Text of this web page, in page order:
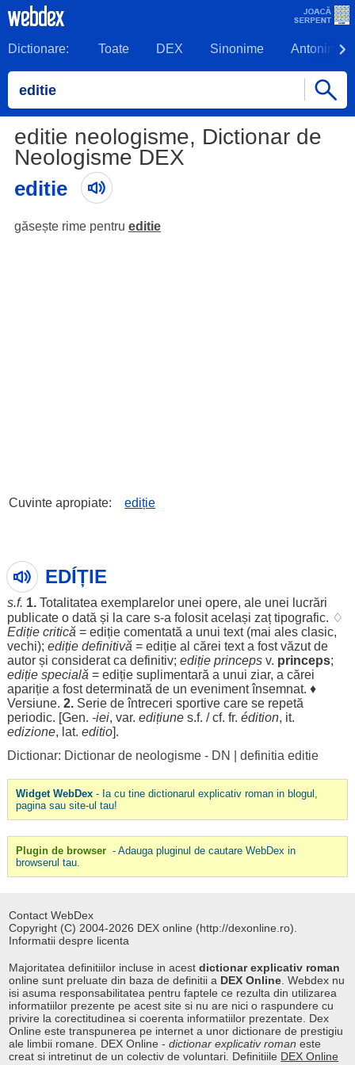
Dictionare: Toate DEX Sinonime Antonime
editie neologisme, Dictionar de
Neologisme DEX
editie
găsește rime pentru editie
Cuvinte apropiate: ediție
EDÍȚIE
s.f. 1. Totalitatea exemplarelorunei opere, aleunei lucrări
publicate o dată și la care s-a folosit același zaț tipografic. ♢
Ediție critică = ediție comentată a unui text(mai ales clasic,
vechi); ediție definitivă = ediție al cărei texta fost văzut de
autorși consideratca definitiv; ediție princepsv. princeps;
ediție specială = ediție suplimentară a unui ziar, a cărei
aparițiea fostdeterminată de un evenimentînsemnat. ♦
Versiune. 2. Seriede întreceri sportivecare se repetă
periodic. [Gen. -iei, var. edițiunes.f. / cf. fr. édition, it.
edizione, lat. editio].
Dictionar: Dictionar de neologisme - DN
definitia editie
Widget WebDex- Ia cu tine dictionarul explicativ roman in blogul,
pagina sau site-ul tau!
Plugin de browser - Adauga pluginul de cautare WebDex in
browserul tau.
Contact WebDex
Copyright (C) 2004-2026 DEX online (http://dexonline.ro).
Informatii despre licenta
Majoritatea definitiilor incluse in acestdictionar explicativ roman
online sunt preluate din baza de definitii a DEX Online . Webdex nu
isi asuma responsabilitatea pentru faptele ce rezulta din utilizarea
informatiilor prezente pe acest site si nu are nici o raspundere cu
privire la corectitudinea si coerenta informatiilor prezentate. Dex
Online este transpunerea pe internet a unor dictionare de prestigiu
ale limbii romane. DEX Online -dictionar explicativ roman este
creat si intretinut de un colectiv de voluntari. Definitiile DEX Online